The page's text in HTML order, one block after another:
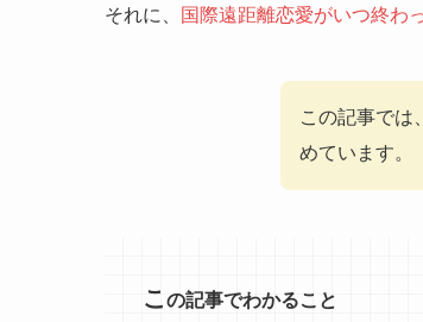
それに、 国際遠距離恋愛がいつ終わ
この記事では
めています。
この記事でわかること